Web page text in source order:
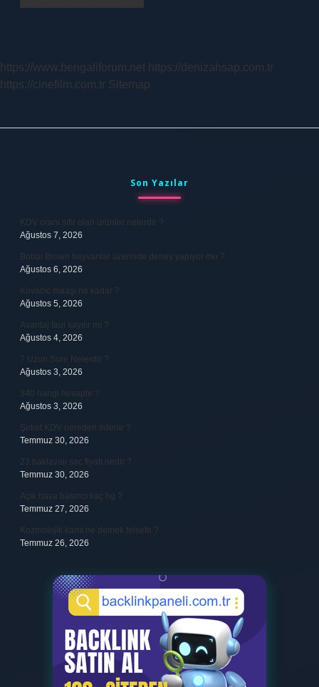
https://www.bengaliforum.net https://denizahsap.com.tr
https://cinefilm.com.tr Sitemap
Son Yazılar
KDV oranı sıfır olan ürünler nelerdir ?
Ağustos 7, 2026
Bobbi Brown hayvanlar üzerinde deney yapıyor mu ?
Ağustos 6, 2026
Kovacic maaşı ne kadar ?
Ağustos 5, 2026
Avantaj faul sayılır mı ?
Ağustos 4, 2026
7 Uzun Sure Nelerdir ?
Ağustos 3, 2026
340 hangi hesaptır ?
Ağustos 3, 2026
Şirket KDV nereden ödenir ?
Temmuz 30, 2026
23 baklavalı sac fiyatı nedir ?
Temmuz 30, 2026
Açık hava basıncı kaç hg ?
Temmuz 27, 2026
Kozmolojik kanıt ne demek felsefe ?
Temmuz 26, 2026